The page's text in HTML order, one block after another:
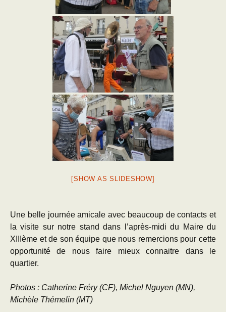
[SHOW AS SLIDESHOW]
Une belle journée amicale avec beaucoup de contacts et
la visite sur notre stand dans l’après-midi du Maire du
XIIIème et de son équipe que nous remercions pour cette
opportunité de nous faire mieux connaitre dans le
quartier.
Photos : Catherine Fréry (CF), Michel Nguyen (MN),
Michèle Thémelin (MT)